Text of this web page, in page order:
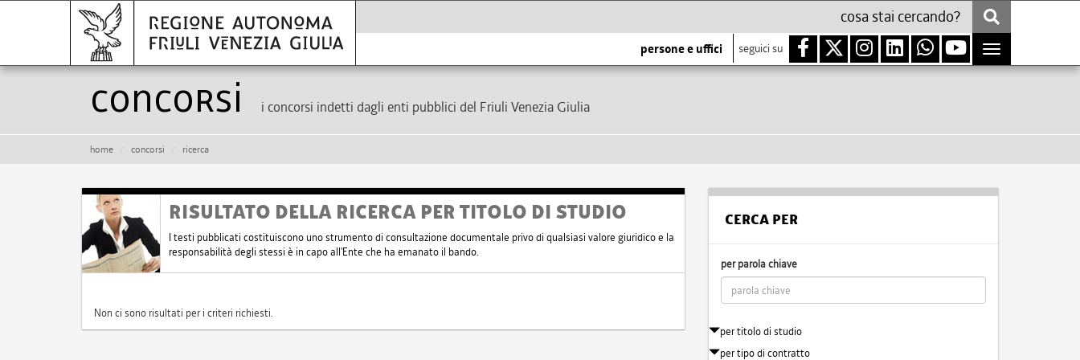
persone e uffici seguici su
Toggle
navigation
Concorsi i concorsi indetti dagli enti pubblici del Friuli Venezia Giulia
home concorsi ricerca
RISULTATO DELLA RICERCA PER TITOLO DI STUDIO
I testi pubblicati costituiscono uno strumento di consultazione documentale privo di qualsiasi valore giuridico e la
responsabilità degli stessi è in capo all'Ente che ha emanato il bando.
Non ci sono risultati per i criteri richiesti.
CERCA PER
per parola chiave
per titolo di studio
per tipo di contratto